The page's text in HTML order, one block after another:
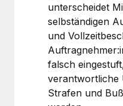
unterscheidet
selbständigen
und
falsch
verantwortliche
Strafen und